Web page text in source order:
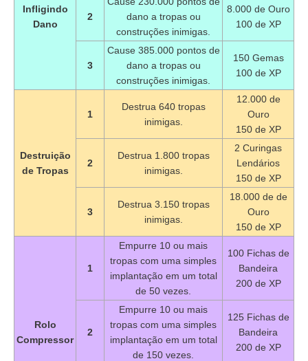
Infligindo
Dano
2
dano a tropas ou
construções inimigas.
8.000 de Ouro
100 de XP
3
Cause 385.000 pontos de
dano a tropas ou
construções inimigas.
150 Gemas
100 de XP
Destruição
de Tropas
1
Destrua 640 tropas
inimigas.
12.000 de
Ouro
150 de XP
2
Destrua 1.800 tropas
inimigas.
2 Curingas
Lendários
150 de XP
3
Destrua 3.150 tropas
inimigas.
18.000 de de
Ouro
150 de XP
Rolo
Compressor
1
Empurre 10 ou mais
tropas com uma simples
implantação em um total
de 50 vezes.
100 Fichas de
Bandeira
200 de XP
2
Empurre 10 ou mais
tropas com uma simples
implantação em um total
de 150 vezes.
125 Fichas de
Bandeira
200 de XP